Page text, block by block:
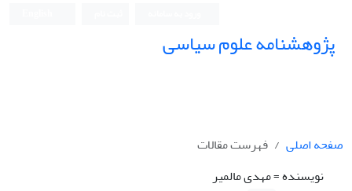
پژوهشنامه علوم سیاسی
صفحه اصلی
فهرست مقالات
نویسنده =مهدی مالمیر